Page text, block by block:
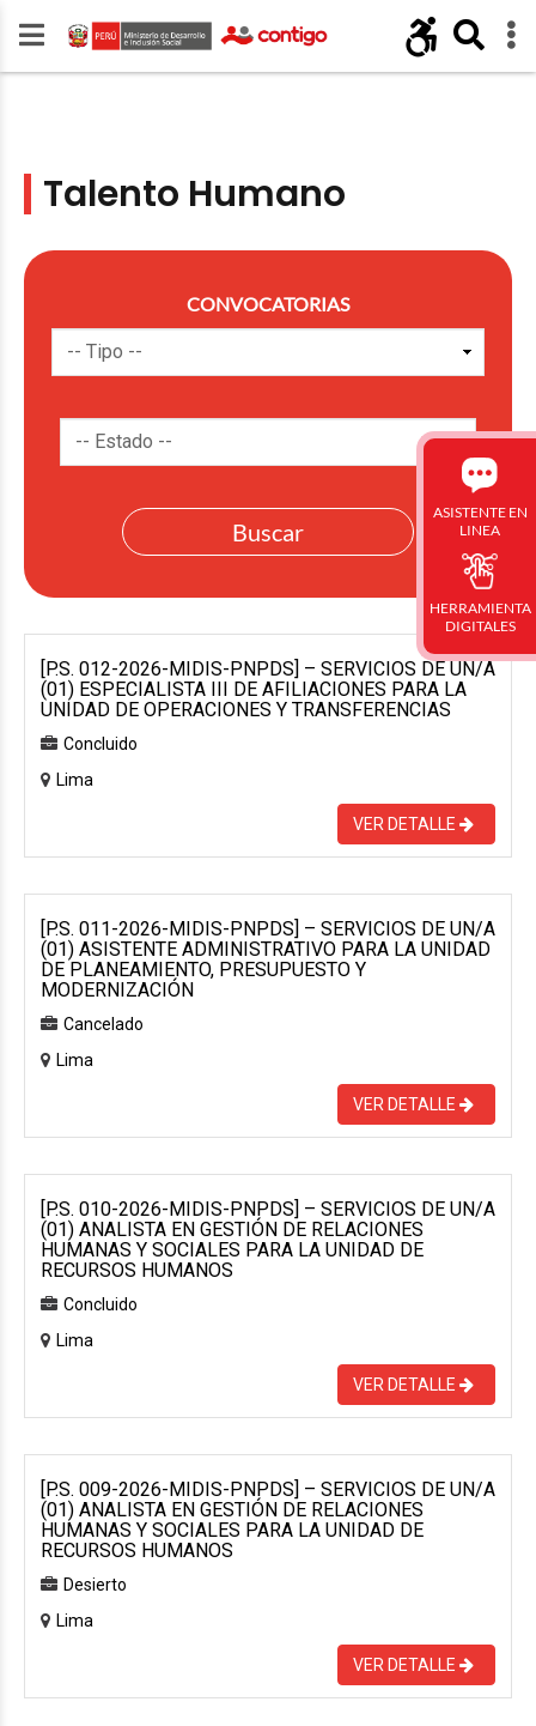
Talento Humano
CONVOCATORIAS
[P.S. 012-2026-MIDIS-PNPDS] – SERVICIOS DE UN/A
(01) ESPECIALISTA III DE AFILIACIONES PARA LA
UNIDAD DE OPERACIONES Y TRANSFERENCIAS
Concluido
Lima
VER DETALLE
[P.S. 011-2026-MIDIS-PNPDS] – SERVICIOS DE UN/A
(01) ASISTENTE ADMINISTRATIVO PARA LA UNIDAD
DE PLANEAMIENTO, PRESUPUESTO Y
MODERNIZACIÓN
Cancelado
Lima
VER DETALLE
[P.S. 010-2026-MIDIS-PNPDS] – SERVICIOS DE UN/A
(01) ANALISTA EN GESTIÓN DE RELACIONES
HUMANAS Y SOCIALES PARA LA UNIDAD DE
RECURSOS HUMANOS
Concluido
Lima
VER DETALLE
[P.S. 009-2026-MIDIS-PNPDS] – SERVICIOS DE UN/A
(01) ANALISTA EN GESTIÓN DE RELACIONES
HUMANAS Y SOCIALES PARA LA UNIDAD DE
RECURSOS HUMANOS
Desierto
Lima
VER DETALLE
ASISTENTE EN
LINEA
HERRAMIENTA
DIGITALES